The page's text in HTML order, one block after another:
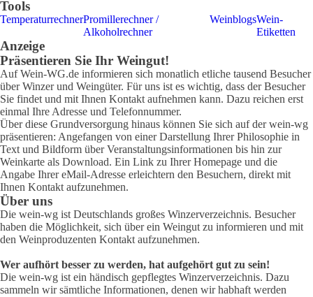
Tools
TemperaturrechnerPromillerechner /
Alkoholrechner
WeinblogsWein-
Etiketten
Anzeige
Präsentieren Sie Ihr Weingut!
Auf Wein-WG.de informieren sich monatlich etliche tausend Besucher
über Winzer und Weingüter. Für uns ist es wichtig, dass der Besucher
Sie findet und mit Ihnen Kontakt aufnehmen kann. Dazu reichen erst
einmal Ihre Adresse und Telefonnummer.
Über diese Grundversorgung hinaus können Sie sich auf der wein-wg
präsentieren: Angefangen von einer Darstellung Ihrer Philosophie in
Text und Bildform über Veranstaltungsinformationen bis hin zur
Weinkarte als Download. Ein Link zu Ihrer Homepage und die
Angabe Ihrer eMail-Adresse erleichtern den Besuchern, direkt mit
Ihnen Kontakt aufzunehmen.
Über uns
Die wein-wg ist Deutschlands großes Winzerverzeichnis. Besucher
haben die Möglichkeit, sich über ein Weingut zu informieren und mit
den Weinproduzenten Kontakt aufzunehmen.
Wer aufhört besser zu werden, hat aufgehört gut zu sein!
Die wein-wg ist ein händisch gepflegtes Winzerverzeichnis. Dazu
sammeln wir sämtliche Informationen, denen wir habhaft werden